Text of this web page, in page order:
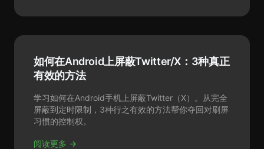
如何在Android上屏蔽Twitter/X：3种真正
有效的方法
学习如何在Android手机上屏蔽Twitter（X）。从完全
屏蔽到定时限制，3种行之有效的方法帮你夺回对刷屏
习惯的控制权。
阅读更多 →